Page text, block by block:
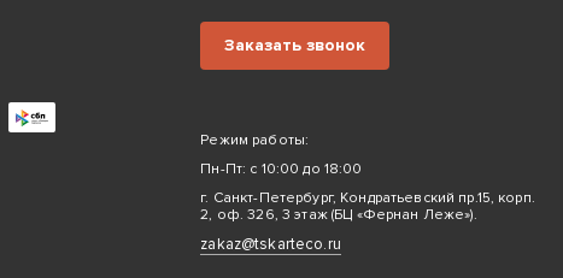
Заказать звонок
Режим работы:
Пн-Пт: с 10:00 до 18:00
г. Санкт-Петербург, Кондратьевский пр.15, корп.
2, оф. 326, 3 этаж (БЦ «Фернан Леже»).
zakaz@tskarteco.ru